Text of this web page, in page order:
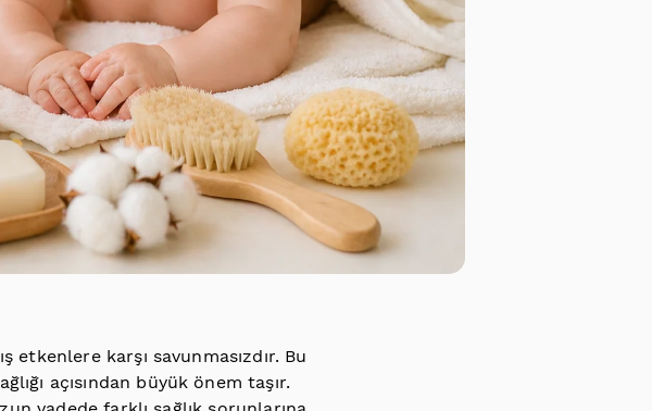
karşı savunmasızdır. Bu
açısından büyük önem taşır.